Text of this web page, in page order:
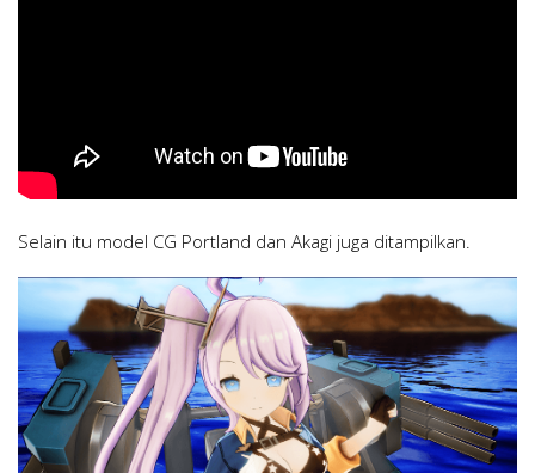
Selain itu model CG Portland dan Akagi juga ditampilkan.